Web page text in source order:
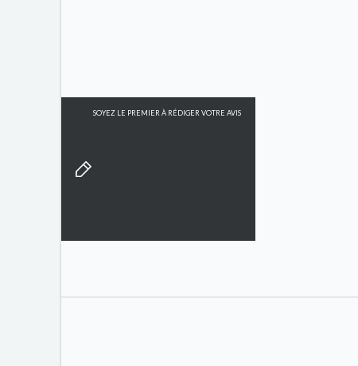
SOYEZ LE PREMIER À RÉDIGER VOTRE AVIS